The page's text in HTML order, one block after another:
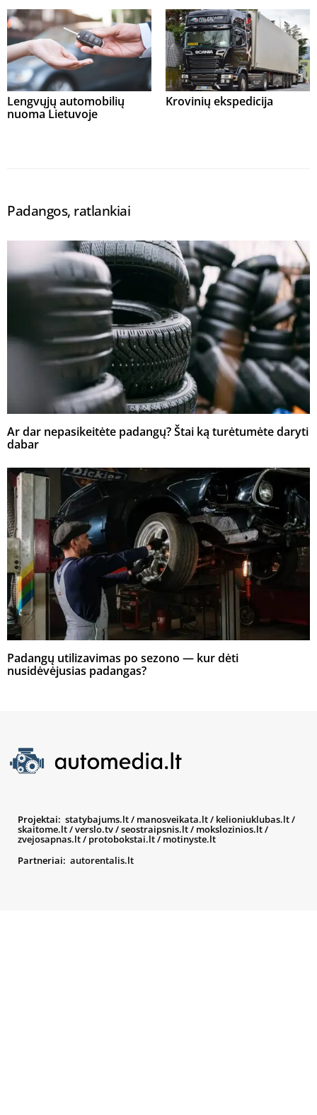
Lengvųjų automobilių
nuoma Lietuvoje
Krovinių ekspedicija
Padangos, ratlankiai
Ar dar nepasikeitėte padangų? Štai ką turėtumėte daryti
dabar
Padangų utilizavimas po sezono — kur dėti
nusidėvėjusias padangas?
Projektai: statybajums.lt/ manosveikata.lt/ kelioniuklubas.lt/
skaitome.lt/verslo.tv/seostraipsnis.lt/ mokslozinios.lt/
zvejosapnas.lt/ protobokstai.lt/ motinyste.lt
Partneriai: autorentalis.lt